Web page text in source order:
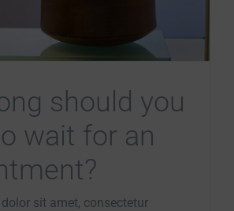
should you
wait for an
sit amet, consectetur